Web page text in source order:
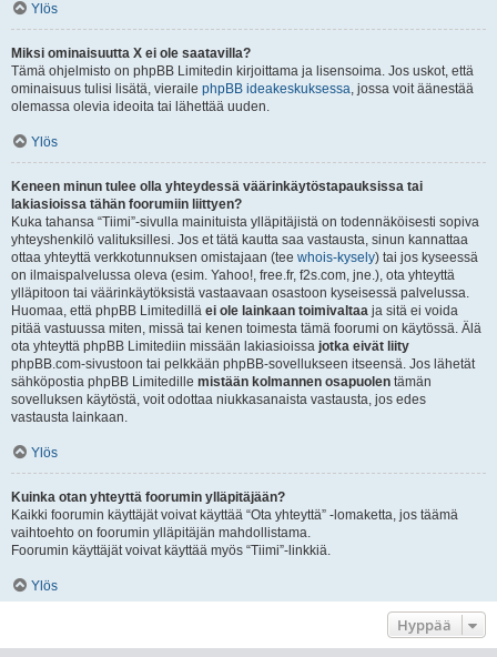
Ylös
Miksi ominaisuutta X ei ole saatavilla?
Tämä ohjelmisto on phpBB Limitedin kirjoittama ja lisensoima. Jos uskot, että
ominaisuus tulisi lisätä, vieraile phpBB ideakeskuksessa, jossa voit äänestää
olemassa olevia ideoita tai lähettää uuden.
Ylös
Keneen minun tulee olla yhteydessä väärinkäytöstapauksissa tai
lakiasioissa tähän foorumiin liittyen?
Kuka tahansa “Tiimi”-sivulla mainituista ylläpitäjistä on todennäköisesti sopiva
yhteyshenkilö valituksillesi. Jos et tätä kautta saa vastausta, sinun kannattaa
ottaa yhteyttä verkkotunnuksen omistajaan (tee whois-kysely) tai jos kyseessä
on ilmaispalvelussa oleva (esim. Yahoo!, free.fr, f2s.com, jne.), ota yhteyttä
ylläpitoon tai väärinkäytöksistä vastaavaan osastoon kyseisessä palvelussa.
Huomaa, että phpBB Limitedillä ei ole lainkaan toimivaltaa ja sitä ei voida
pitää vastuussa miten, missä tai kenen toimesta tämä foorumi on käytössä. Älä
ota yhteyttä phpBB Limitediin missään lakiasioissa jotka eivät liity
phpBB.com-sivustoon tai pelkkään phpBB-sovellukseen itseensä. Jos lähetät
sähköpostia phpBB Limitedille mistään kolmannen osapuolen tämän
sovelluksen käytöstä, voit odottaa niukkasanaista vastausta, jos edes
vastausta lainkaan.
Ylös
Kuinka otan yhteyttä foorumin ylläpitäjään?
Kaikki foorumin käyttäjät voivat käyttää “Ota yhteyttä” -lomaketta, jos täämä
vaihtoehto on foorumin ylläpitäjän mahdollistama.
Foorumin käyttäjät voivat käyttää myös “Tiimi”-linkkiä.
Ylös
Hyppää